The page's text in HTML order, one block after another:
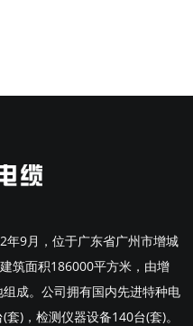
年9月，位于广东省广州市增城
筑面积186000平方米，由增
成。公司拥有国内先进特种电
)，检测仪器设备140台(套)。